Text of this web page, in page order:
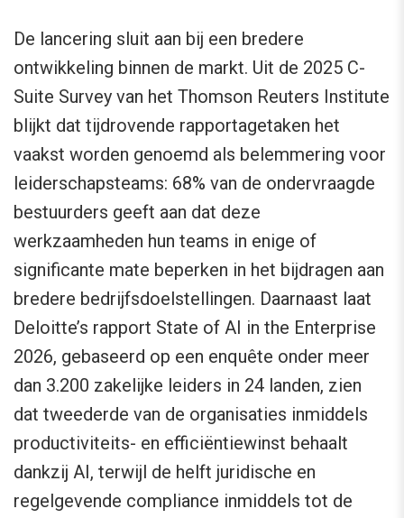
De lancering sluit aan bij een bredere
ontwikkeling binnen de markt. Uit de 2025 C-
Suite Survey van het Thomson Reuters Institute
blijkt dat tijdrovende rapportagetaken het
vaakst worden genoemd als belemmering voor
leiderschapsteams: 68% van de ondervraagde
bestuurders geeft aan dat deze
werkzaamheden hun teams in enige of
significante mate beperken in het bijdragen aan
bredere bedrijfsdoelstellingen. Daarnaast laat
Deloitte’s rapport State of AI in the Enterprise
2026, gebaseerd op een enquête onder meer
dan 3.200 zakelijke leiders in 24 landen, zien
dat tweederde van de organisaties inmiddels
productiviteits- en efficiëntiewinst behaalt
dankzij AI, terwijl de helft juridische en
regelgevende compliance inmiddels tot de